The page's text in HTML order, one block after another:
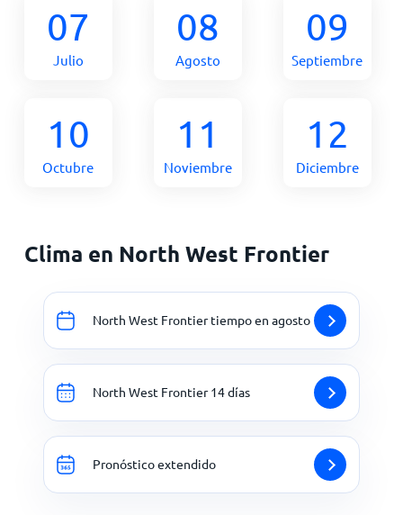
07
Julio
08
Agosto
09
Septiembre
10
Octubre
11
Noviembre
12
Diciembre
Clima en North West Frontier
North West Frontier tiempo en agosto
North West Frontier 14 días
Pronóstico extendido